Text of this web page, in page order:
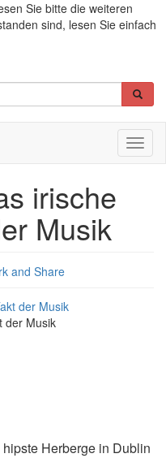
Sie bitte die weiteren
sind, lesen Sie einfach
irische
Musik
der Musik
Herberge in Dublin